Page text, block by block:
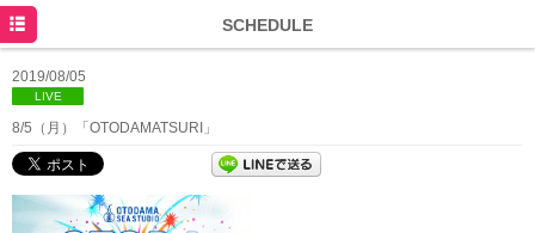
SCHEDULE
2019/08/05
LIVE
8/5（月）「OTODAMATSURI」
NEWS
DISCOGRAPHY
PROFILE